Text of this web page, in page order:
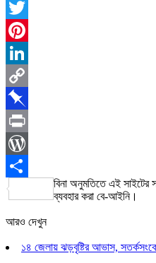
Facebook
Twitter
Pinterest
LinkedIn
Copy
Link
Pinboard
Print
WordPress
Share
বিনা অনুমতিতে এই
ব্যবহার করা বে-আইনি।
আরও দেখুন
১৪ জেলায় ঝড়বৃষ্টির আভাস,